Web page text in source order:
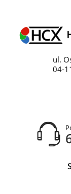
ul.
04-